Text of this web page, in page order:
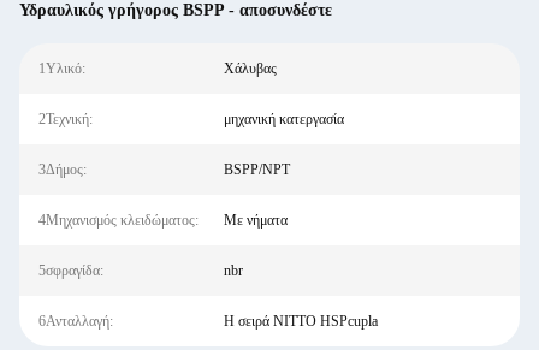
Υδραυλικός γρήγορος BSPP - αποσυνδέστε
1Υλικό: Χάλυβας
2Τεχνική: μηχανική κατεργασία
3Δήμος: BSPP/NPT
4Μηχανισμός κλειδώματος: Με νήματα
5σφραγίδα: nbr
6Ανταλλαγή: Η σειρά NITTO HSPcupla